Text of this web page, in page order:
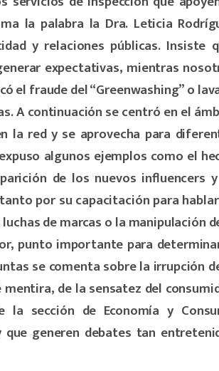
la palabra la Dra. Leticia
y relaciones públicas. Insiste
expectativas, mientras
el fraude del “Greenwashing” o
A continuación se centró en el
la red y se aprovecha para
algunos ejemplos como el
de los nuevos influencers
por su capacitación para
de marcas o la manipulación
punto importante para
se comenta sobre la irrupción
de la sensatez del
la sección de Economía y
generen debates tan